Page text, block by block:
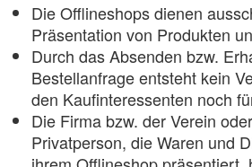
Die Offlineshops dienen
Präsentation von Produkten
Durch das Absenden bzw.
Bestellanfrage entsteht kein
den Kaufinteressenten noch
Die Firma bzw. der Verein
Privatperson, die Waren und